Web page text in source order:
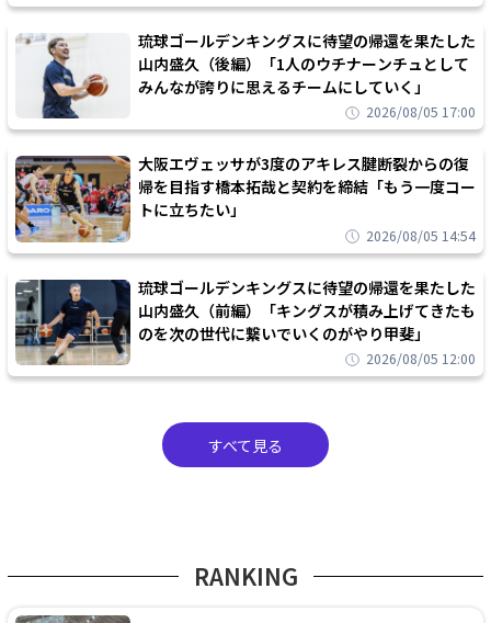
琉球ゴールデンキングスに待望の帰還を果たした
山内盛久（後編）「1人のウチナーンチュとして
みんなが誇りに思えるチームにしていく」
2026/08/05 17:00
大阪エヴェッサが3度のアキレス腱断裂からの復
帰を目指す橋本拓哉と契約を締結「もう一度コー
トに立ちたい」
2026/08/05 14:54
琉球ゴールデンキングスに待望の帰還を果たした
山内盛久（前編）「キングスが積み上げてきたも
のを次の世代に繋いでいくのがやり甲斐」
2026/08/05 12:00
すべて見る
RANKING